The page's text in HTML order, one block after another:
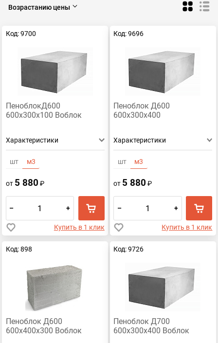
Возрастанию цены
Код: 9700
ПеноблокД600
600х300х100 Воблок
Характеристики
шт м3
от 5 880 ₽
– +
Купить в 1 клик
Код: 9696
Пеноблок Д600
600х300х400
Характеристики
шт м3
от 5 880 ₽
– +
Купить в 1 клик
Код: 898
Пеноблок Д600
600х400х300 Воблок
Код: 9726
Пеноблок Д700
600х300х400 Воблок